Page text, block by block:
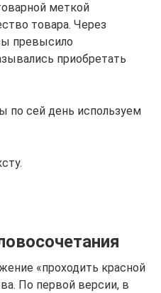
меткой
товара. Через
превысило
приобретать
по сей день используем
«проходить красной
По первой версии, в